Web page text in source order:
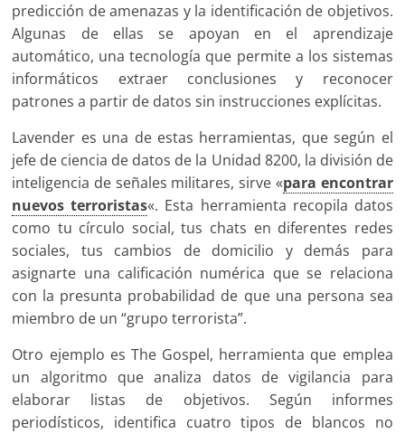
predicción de amenazas y la identificación de objetivos.
Algunas de ellas se apoyan en el aprendizaje
automático, una tecnología que permite a los sistemas
informáticos extraer conclusiones y reconocer
patrones a partir de datos sin instrucciones explícitas.
Lavender es una de estas herramientas, que según el
jefe de ciencia de datos de la Unidad 8200, la división de
inteligencia de señales militares, sirve «para encontrar
nuevos terroristas«. Esta herramienta recopila datos
como tu círculo social, tus chats en diferentes redes
sociales, tus cambios de domicilio y demás para
asignarte una calificación numérica que se relaciona
con la presunta probabilidad de que una persona sea
miembro de un “grupo terrorista”.
Otro ejemplo es The Gospel, herramienta que emplea
un algoritmo que analiza datos de vigilancia para
elaborar listas de objetivos. Según informes
periodísticos, identifica cuatro tipos de blancos no